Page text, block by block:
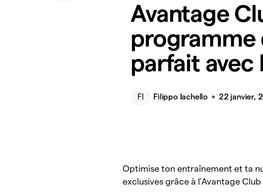
Avantage
programme
parfait
FI Filippo Iachello 22 janvier,
Optimise ton entraînement et ta
exclusives grâce à l’Avantage